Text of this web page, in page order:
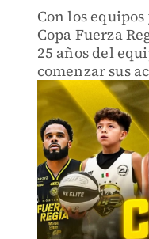
Con los
Copa Fuerza
25 años del
comenzar sus